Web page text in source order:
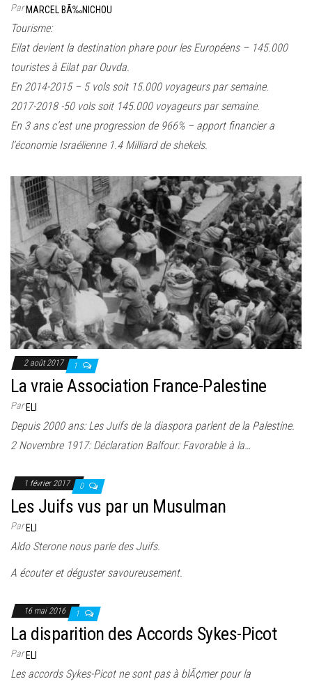
ParMARCEL BÃ‰NICHOU
Tourisme:
Eilat devient la destination phare pour les Européens – 145.000
touristes à Eilat par Ouvda.
En 2014-2015 – 5 vols soit 15.000 voyageurs par semaine.
2017-2018 -50 vols soit 145.000 voyageurs par semaine.
En 3 ans c’est une progression de 966% – apport financier a
l’économie Israélienne 1.4 Milliard de shekels.
2 août 2017 1
La vraie Association France-Palestine
ParELI
Depuis 2000 ans: Les Juifs de la diaspora parlent de la Palestine.
2 Novembre 1917: Déclaration Balfour: Favorable à la…
1 février 2017 0
Les Juifs vus par un Musulman
ParELI
Aldo Sterone nous parle des Juifs.
A écouter et déguster savoureusement.
16 mai 2016 1
La disparition des Accords Sykes-Picot
ParELI
Les accords Sykes-Picot ne sont pas à blÃ¢mer pour la